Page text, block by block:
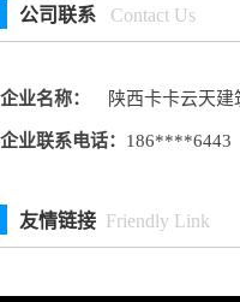
公司联系 Contact Us
企业名称： 陕西卡卡云天建
企业联系电话： 186****6443
友情链接 Friendly Link